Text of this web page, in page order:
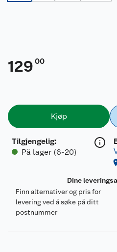
129 00
Kjøp
Tilgjengelig:
På lager (6-20)
Dine
Finn alternativer og pris for
levering ved å søke på ditt
postnummer